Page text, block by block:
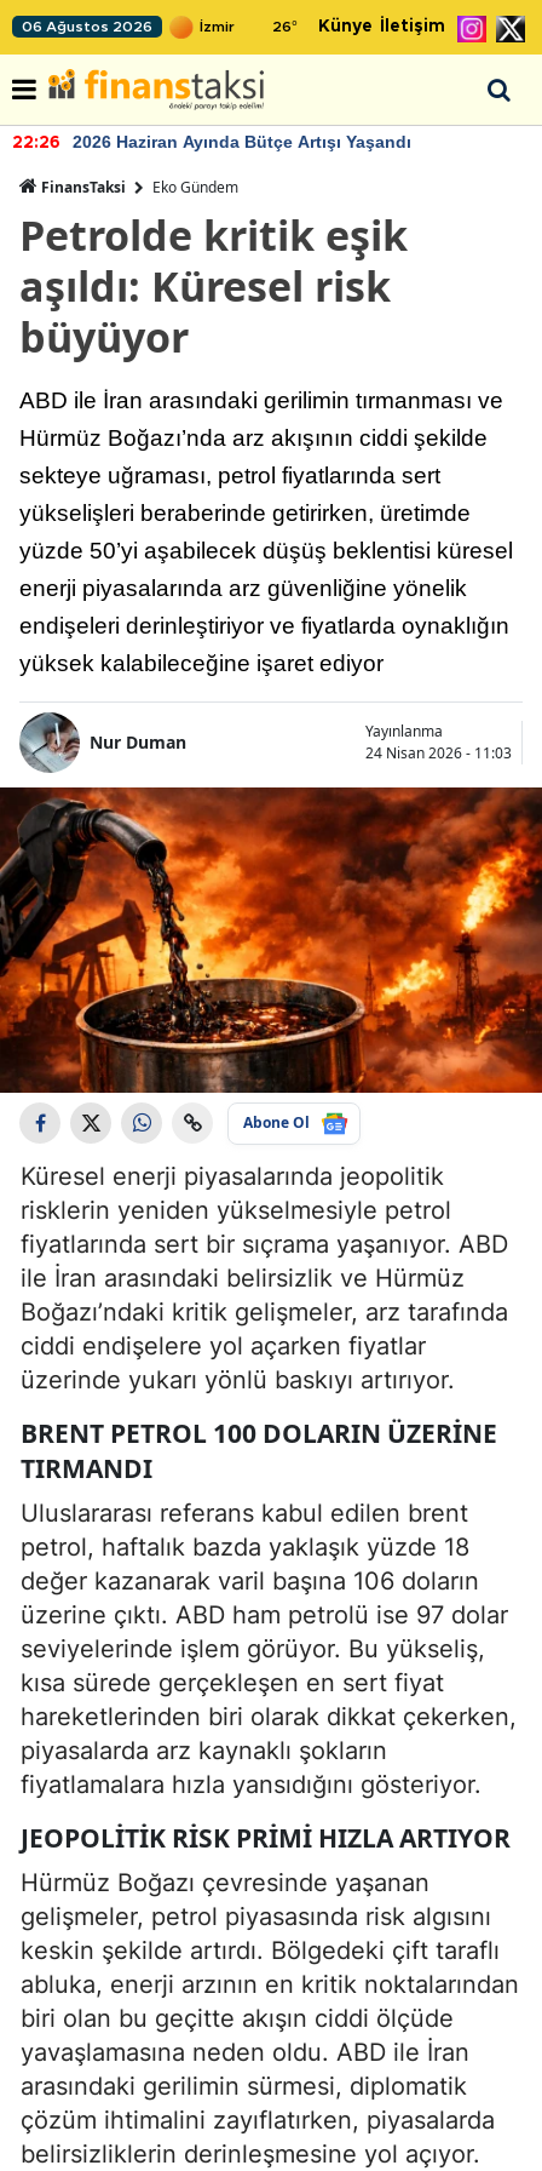
06 Ağustos 2026 26° Künye İletişim
22:26 2026 Haziran Ayında Bütçe Artışı Yaşandı
FinansTaksi Eko Gündem
Petrolde kritik eşik
aşıldı: Küresel risk
büyüyor
ABD ile İran arasındaki gerilimin tırmanması ve
Hürmüz Boğazı’nda arz akışının ciddi şekilde
sekteye uğraması, petrol fiyatlarında sert
yükselişleri beraberinde getirirken, üretimde
yüzde 50’yi aşabilecek düşüş beklentisi küresel
enerji piyasalarında arz güvenliğine yönelik
endişeleri derinleştiriyor ve fiyatlarda oynaklığın
yüksek kalabileceğine işaret ediyor
Nur Duman
Yayınlanma
24 Nisan 2026 - 11:03
Abone Ol
Küresel enerji piyasalarında jeopolitik
risklerin yeniden yükselmesiyle petrol
fiyatlarında sert bir sıçrama yaşanıyor. ABD
ile İran arasındaki belirsizlik ve Hürmüz
Boğazı’ndaki kritik gelişmeler, arz tarafında
ciddi endişelere yol açarken fiyatlar
üzerinde yukarı yönlü baskıyı artırıyor.
BRENT PETROL 100 DOLARIN ÜZERINE
TIRMANDI
Uluslararası referans kabul edilen brent
petrol, haftalık bazda yaklaşık yüzde 18
değer kazanarak varil başına 106 doların
üzerine çıktı. ABD ham petrolü ise 97 dolar
seviyelerinde işlem görüyor. Bu yükseliş,
kısa sürede gerçekleşen en sert fiyat
hareketlerinden biri olarak dikkat çekerken,
piyasalarda arz kaynaklı şokların
fiyatlamalara hızla yansıdığını gösteriyor.
JEOPOLITIK RISK PRIMI HIZLA ARTIYOR
Hürmüz Boğazı çevresinde yaşanan
gelişmeler, petrol piyasasında risk algısını
keskin şekilde artırdı. Bölgedeki çift taraflı
abluka, enerji arzının en kritik noktalarından
biri olan bu geçitte akışın ciddi ölçüde
yavaşlamasına neden oldu. ABD ile İran
arasındaki gerilimin sürmesi, diplomatik
çözüm ihtimalini zayıflatırken, piyasalarda
belirsizliklerin derinleşmesine yol açıyor.